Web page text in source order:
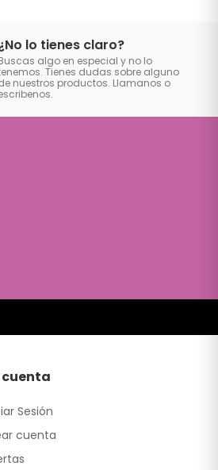
lo tienes claro?
algo en especial y no lo
Tienes dudas sobre alguno
nuestros productos. Llamanos o
cuenta
Sesión
cuenta